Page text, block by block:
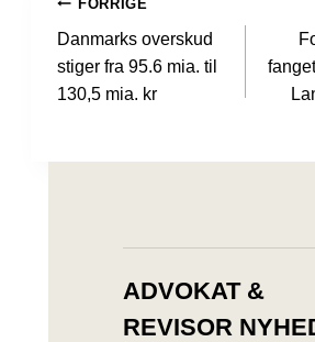
INDLÆGSNAVIGATION
FORRIGE
Danmarks overskud
stiger fra 95.6 mia. til
130,5 mia. kr
ADVOKAT &
REVISOR